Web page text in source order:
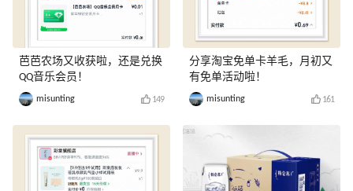
芭芭农场又收获啦，还是兑换
QQ音乐会员！
misunting 149
分享淘宝免单卡羊毛，月初又
有免单活动啦！
misunting 161